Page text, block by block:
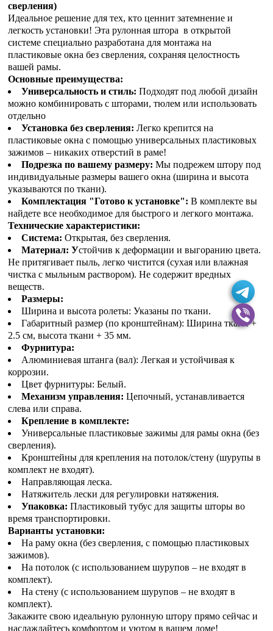
сверления)
Идеальное решение для тех, кто ценнит затемнение и
легкость установки! Эта рулонная штора в открытой
системе специально разработана для монтажа на
пластиковые окна без сверления, сохраняя целостность
вашей рамы.
Основные преимущества:
Универсальность и стиль: Подходят под любой дизайн
можно комбинировать с шторами, тюлем или использовать
отдельно
Установка без сверления: Легко крепится на
пластиковые окна с помощью универсальных пластиковых
зажимов – никаких отверстий в раме!
Подрезка по вашему размеру: Мы подрежем штору под
индивидуальные размеры вашего окна (ширина и высота
указываются по ткани).
Комплектация "Готово к установке": В комплекте вы
найдете все необходимое для быстрого и легкого монтажа.
Технические характеристики:
Система: Открытая, без сверления.
Материал: Устойчив к деформации и выгоранию цвета.
Не притягивает пыль, легко чистится (сухая или влажная
чистка с мыльным раствором). Не содержит вредных
веществ.
Размеры:
Ширина и высота ролеты: Указаны по ткани.
Габаритный размер (по кронштейнам): Ширина ткани +
2.5 см, высота ткани + 35 мм.
Фурнитура:
Алюминиевая штанга (вал): Легкая и устойчивая к
коррозии.
Цвет фурнитуры: Белый.
Механизм управления: Цепочный, устанавливается
слева или справа.
Крепление в комплекте:
Универсальные пластиковые зажимы для рамы окна (без
сверления).
Кронштейны для крепления на потолок/стену (шурупы в
комплект не входят).
Направляющая леска.
Натяжитель лески для регулировки натяжения.
Упаковка: Пластиковый тубус для защиты шторы во
время транспортировки.
Варианты установки:
На раму окна (без сверления, с помощью пластиковых
зажимов).
На потолок (с использованием шурупов – не входят в
комплект).
На стену (с использованием шурупов – не входят в
комплект).
Закажите свою идеальную рулонную штору прямо сейчас и
наслаждайтесь комфортом и уютом в вашем доме!